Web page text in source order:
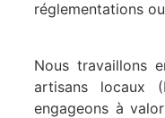
réglementations
Nous travaillons
artisans locaux
engageons à